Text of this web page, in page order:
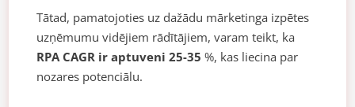
Tātad, pamatojoties uz dažādu mārketinga izpētes
uzņēmumu vidējiem rādītājiem, varam teikt, ka
RPA CAGR ir aptuveni 25-35%, kas liecina par
nozares potenciālu.